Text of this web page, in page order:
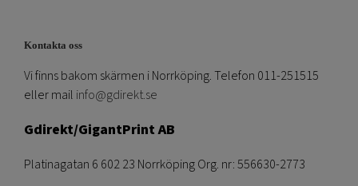
Kontakta oss
Vi finns bakom skärmen i Norrköping. Telefon 011-251515
eller mail info@gdirekt.se
Gdirekt/GigantPrint AB
Platinagatan 6 602 23 Norrköping Org. nr: 556630-2773